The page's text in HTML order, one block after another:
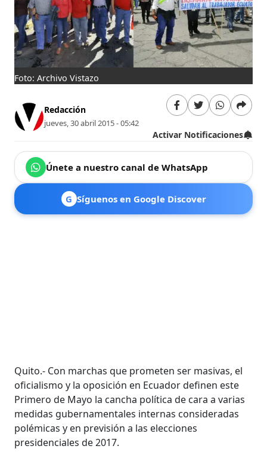
Foto: Archivo Vistazo
Redacción
jueves, 30 abril 2015 - 05:42
Activar Notificaciones
Únete a nuestro canal de WhatsApp
G Síguenos en Google Discover
Quito.- Con marchas que prometen ser masivas, el
oficialismo y la oposición en Ecuador definen este
Primero de Mayo la cancha política de cara a varias
medidas gubernamentales internas consideradas
polémicas y en previsión a las elecciones
presidenciales de 2017.